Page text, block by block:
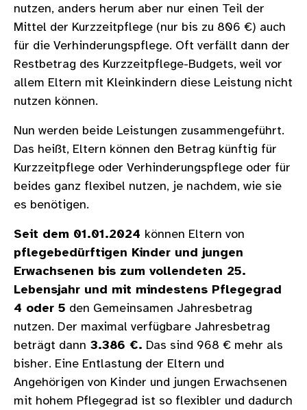
nutzen, anders herum aber nur einen Teil der
Mittel der Kurzzeitpflege (nur bis zu 806 €) auch
für die Verhinderungspflege. Oft verfällt dann der
Restbetrag des Kurzzeitpflege-Budgets, weil vor
allem Eltern mit Kleinkindern diese Leistung nicht
nutzen können.
Nun werden beide Leistungen zusammengeführt.
Das heißt, Eltern können den Betrag künftig für
Kurzzeitpflege oder Verhinderungspflege oder für
beides ganz flexibel nutzen, je nachdem, wie sie
es benötigen.
Seit dem 01.01.2024 können Eltern von
pflegebedürftigen Kinder und jungen
Erwachsenen bis zum vollendeten 25.
Lebensjahr und mit mindestens Pflegegrad
4 oder 5 den Gemeinsamen Jahresbetrag
nutzen. Der maximal verfügbare Jahresbetrag
beträgt dann 3.386 €. Das sind 968 € mehr als
bisher. Eine Entlastung der Eltern und
Angehörigen von Kinder und jungen Erwachsenen
mit hohem Pflegegrad ist so flexibler und dadurch